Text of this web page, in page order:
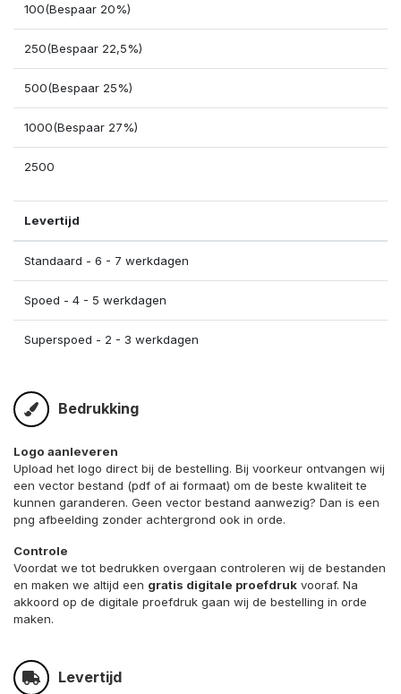
100(Bespaar 20%)
250(Bespaar 22,5%)
500(Bespaar 25%)
1000(Bespaar 27%)
2500
Levertijd
Standaard - 6 - 7 werkdagen
Spoed - 4 - 5 werkdagen
Superspoed - 2 - 3 werkdagen
Bedrukking
Logo aanleveren
Upload het logo direct bij de bestelling. Bij voorkeur ontvangen wij
een vector bestand (pdf of ai formaat) om de beste kwaliteit te
kunnen garanderen. Geen vector bestand aanwezig? Dan is een
png afbeelding zonder achtergrond ook in orde.
Controle
Voordat we tot bedrukken overgaan controleren wij de bestanden
en maken we altijd een gratis digitale proefdruk vooraf. Na
akkoord op de digitale proefdruk gaan wij de bestelling in orde
maken.
Levertijd